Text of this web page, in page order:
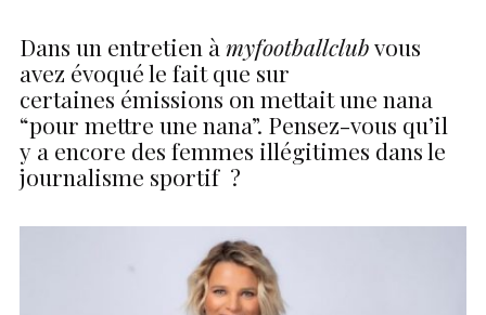
Dans un entretien à myfootballclubvous
avez évoqué le fait que sur
certaines émissions on mettait une nana
“pour mettre une nana”. Pensez-vous qu’il
y a encore des femmes illégitimes dans le
journalisme sportif ?